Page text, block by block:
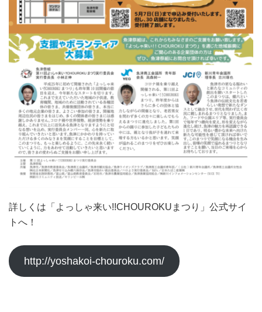
詳しくは「よっしゃ来い!!CHOUROKUまつり」公式サイ
トへ！
http://yoshakoi-chouroku.com/